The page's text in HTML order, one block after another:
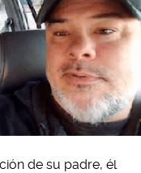
de su padre, él